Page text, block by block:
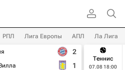
РПЛ Лига Европы АПЛ Ла Лига
2
1
Теннис
07.08 18:00